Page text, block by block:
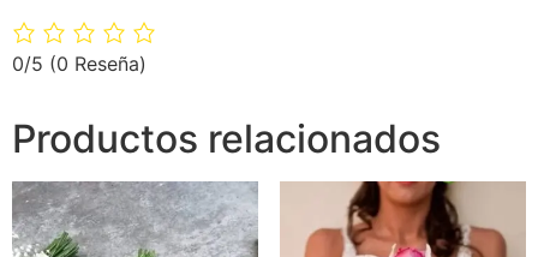
0/5 (0 Reseña)
Productos relacionados